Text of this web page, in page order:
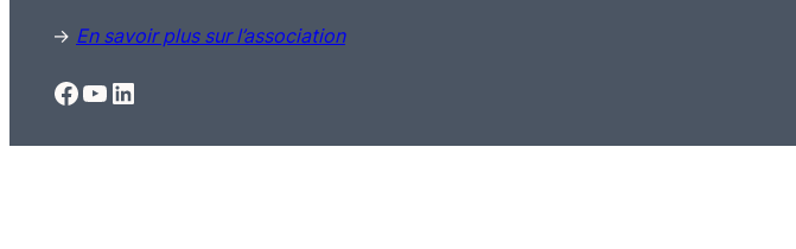
→ En savoir plus sur l’association
Facebook YouTube LinkedIn